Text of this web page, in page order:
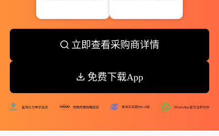
立即查看采购商详情
免费下载App